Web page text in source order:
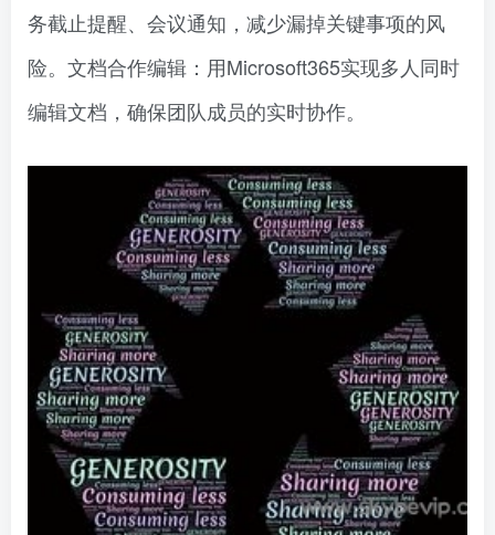
务截止提醒、会议通知，减少漏掉关键事项的风
险。文档合作编辑：用Microsoft365实现多人同时
编辑文档，确保团队成员的实时协作。